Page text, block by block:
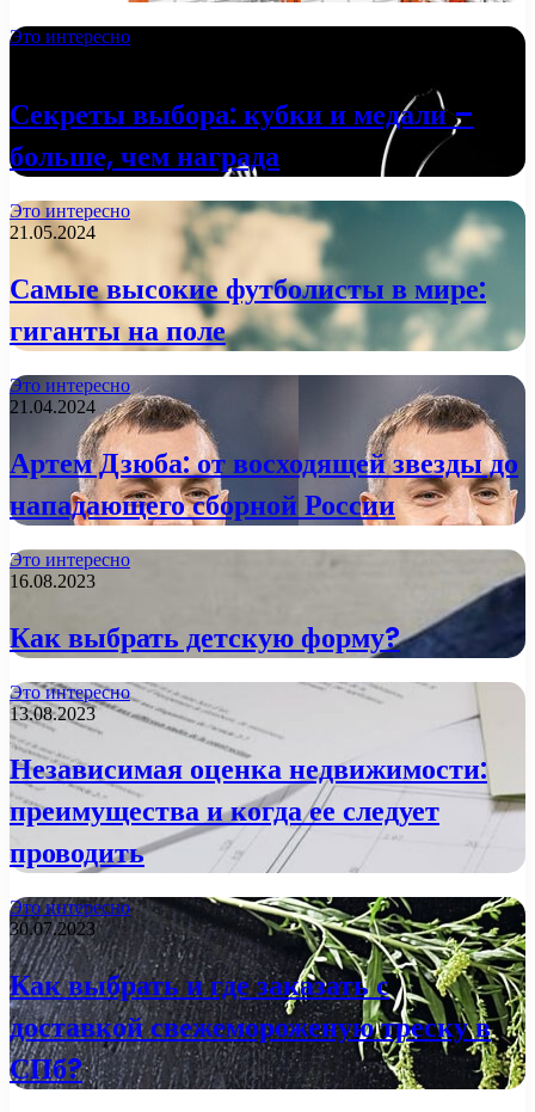
Это интересно
Секреты выбора: кубки и медали –
больше, чем награда
Это интересно
21.05.2024
Самые высокие футболисты в мире:
гиганты на поле
Это интересно
21.04.2024
Артем Дзюба: от восходящей звезды до
нападающего сборной России
Это интересно
16.08.2023
Как выбрать детскую форму?
Это интересно
13.08.2023
Независимая оценка недвижимости:
преимущества и когда ее следует
проводить
Это интересно
30.07.2023
Как выбрать и где заказать с
доставкой свежемороженую треску в
СПб?